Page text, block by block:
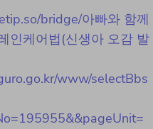
bridge/아빠와 함께
인케어법(신생아 오감 발
www/selectBbs